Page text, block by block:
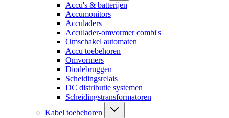
Accu's & batterijen
Accumonitors
Acculaders
Acculader-omvormer combi's
Omschakel automaten
Accu toebehoren
Omvormers
Diodebruggen
Scheidingsrelais
DC distributie systemen
Scheidingstransformatoren
Kabel toebehoren